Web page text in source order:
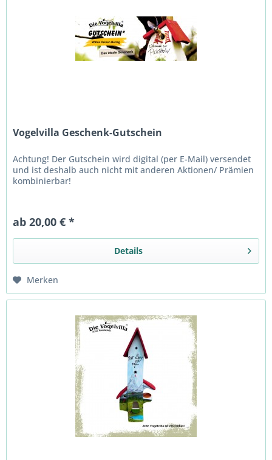
Vogelvilla Geschenk-Gutschein
Achtung! Der Gutschein wird digital (per E-Mail) versendet
und ist deshalb auch nicht mit anderen Aktionen/ Prämien
kombinierbar!
ab 20,00 € *
Details
Merken